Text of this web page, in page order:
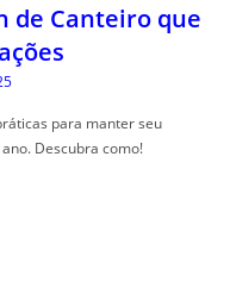
de Canteiro que
para manter seu
Descubra como!